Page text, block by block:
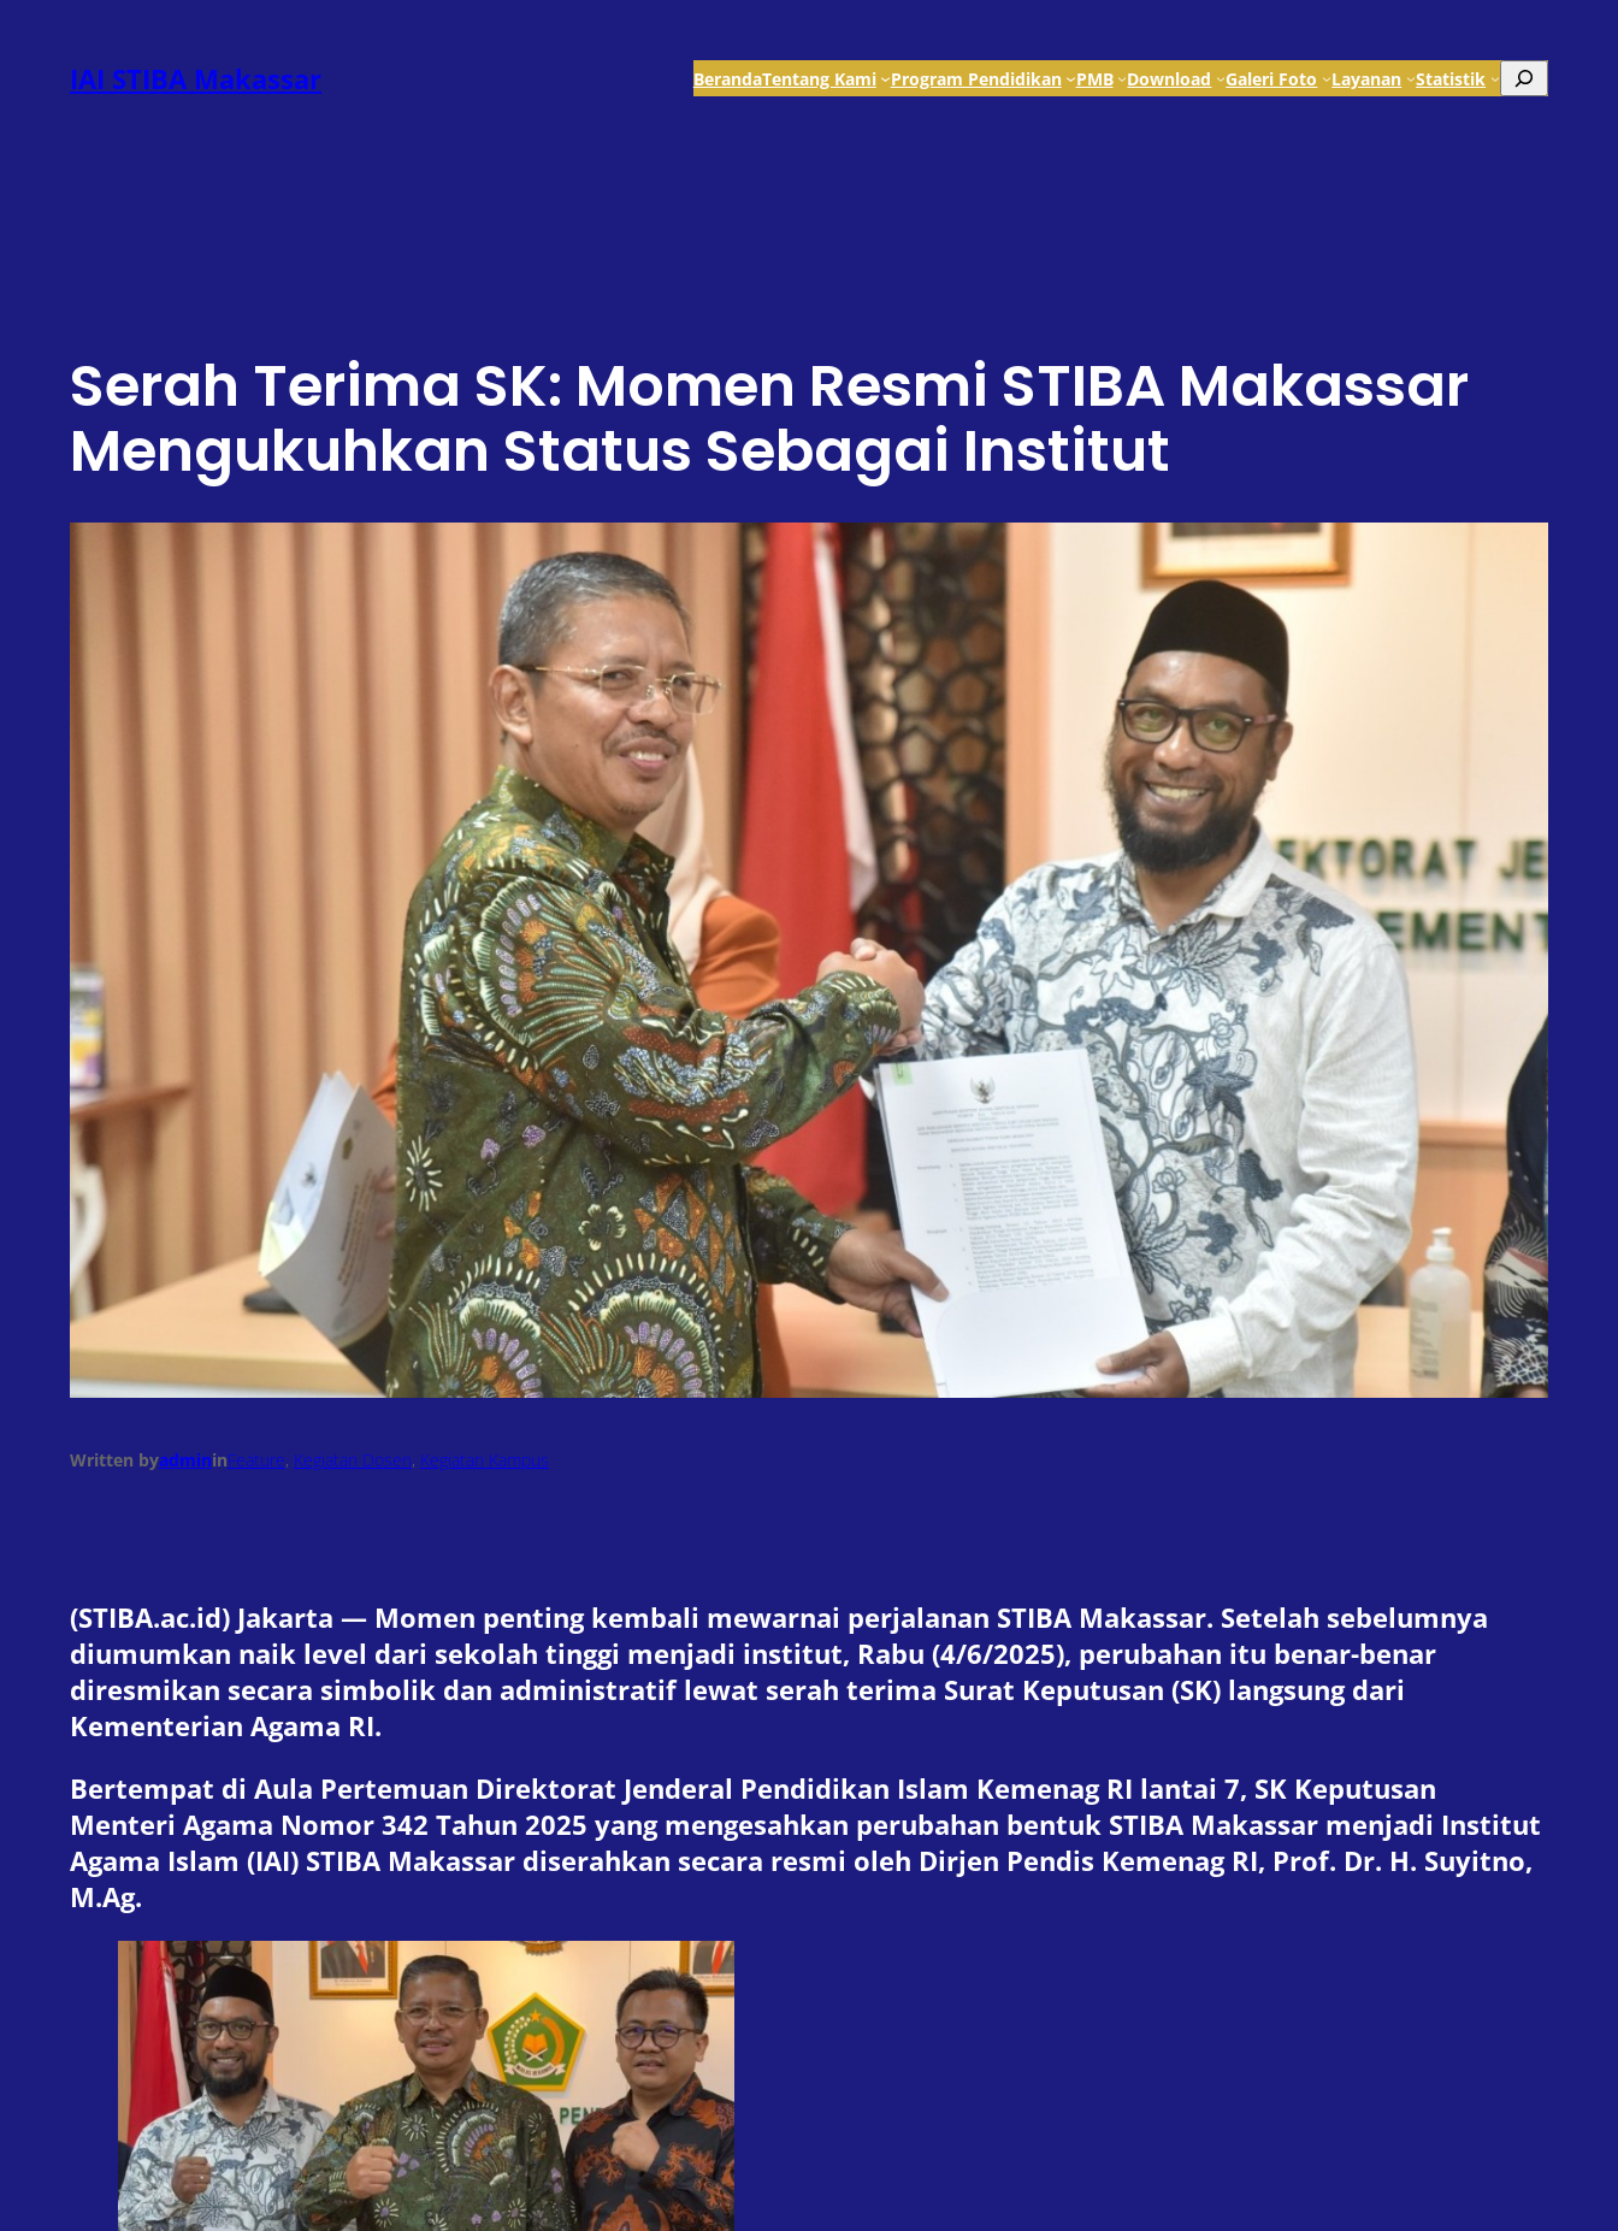
konten
IAI STIBA Makassar BerandaTentang Kami Program Pendidikan PMB Download Galeri Foto Layanan Statistik Search
Serah Terima SK: Momen Resmi STIBA Makassar
Mengukuhkan Status Sebagai Institut
Written byadmininFeature, Kegiatan Dosen, Kegiatan Kampus
(STIBA.ac.id) Jakarta — Momen penting kembali mewarnai perjalanan STIBA Makassar. Setelah sebelumnya
diumumkan naik level dari sekolah tinggi menjadi institut, Rabu (4/6/2025), perubahan itu benar-benar
diresmikan secara simbolik dan administratif lewat serah terima Surat Keputusan (SK) langsung dari
Kementerian Agama RI.
Bertempat di Aula Pertemuan Direktorat Jenderal Pendidikan Islam Kemenag RI lantai 7, SK Keputusan
Menteri Agama Nomor 342 Tahun 2025 yang mengesahkan perubahan bentuk STIBA Makassar menjadi Institut
Agama Islam (IAI) STIBA Makassar diserahkan secara resmi oleh Dirjen Pendis Kemenag RI, Prof. Dr. H. Suyitno,
M.Ag.